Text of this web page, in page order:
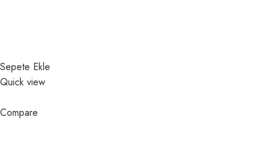
Sepete Ekle
Quick view
Compare